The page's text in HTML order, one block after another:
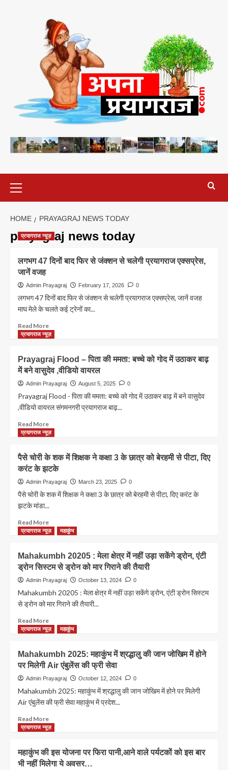
Menu
HOME PRAYAGRAJ NEWS TODAY
prayagraj news today
प्रयागराज न्यूज़
लगभग 47 दिनों बाद फिर से जंक्शन से चलेगी प्रयागराज एक्सप्रेस,
जानें वजह
Admin Prayagraj February 17, 2026 0
लगभग 47 दिनों बाद फिर से जंक्शन से चलेगी प्रयागराज एक्सप्रेस, जानें वजह
माघ मेले के चलते कई ट्रेनों का...
Read MoreRead
more
47
दिनों
बाद
जंक्शन
चलेगी
जानें
वजह
प्रयागराज न्यूज़
Prayagraj Flood – पिता की ममता: बच्चे को गोद में उठाकर बाढ़
में बने वासुदेव ,वीडियो वायरल
Admin Prayagraj August 5, 2025 0
Prayagraj Flood - पिता की ममता: बच्चे को गोद में उठाकर बाढ़ में बने वासुदेव
,वीडियो वायरल संगमनगरी प्रयागराज बाढ़...
Read MoreRead
more
Prayagraj
Flood
–
पिता
बच्चे
गोद
बाढ़
में
,वीडियो
वायरल
प्रयागराज न्यूज़
पैसे चोरी के शक में शिक्षक ने कक्षा 3 के छात्र को बेरहमी से पीटा, दिए
करंट के झटके
Admin Prayagraj March 23, 2025 0
पैसे चोरी के शक में शिक्षक ने कक्षा 3 के छात्र को बेरहमी से पीटा, दिए करंट के
झटके मांडा...
Read MoreRead
more
चोरी
के
शक
ने
3
को
बेरहमी
दिए
करंट
झटके
प्रयागराज न्यूज़ महाकुंभ
Mahakumbh 20205 : मेला क्षेत्र में नहीं उड़ा सकेंगे ड्रोन, एंटी
ड्रोन सिस्टम से ड्रोन को मार गिराने की तैयारी
Admin Prayagraj October 13, 2024 0
Mahakumbh 20205 : मेला क्षेत्र में नहीं उड़ा सकेंगे ड्रोन, एंटी ड्रोन सिस्टम
से ड्रोन को मार गिराने की तैयारी...
Read MoreRead
more
20205
:
मेला
नहीं
सकेंगे
ड्रोन
सिस्टम
प्रयागराज न्यूज़ महाकुंभ
Mahakumbh 2025: महाकुंभ में श्रद्धालु की जान जोखिम में होने
पर मिलेगी Air एंबुलेंस की फ्री सेवा
Admin Prayagraj October 12, 2024 0
Mahakumbh 2025: महाकुंभ में श्रद्धालु की जान जोखिम में होने पर मिलेगी
Air एंबुलेंस की फ्री सेवा महाकुंभ में प्रदेश...
Read MoreRead
more
Mahakumbh
2025:
महाकुंभ
प्रयागराज न्यूज़
महाकुंभ की इस योजना पर फिरा पानी,आने वाले पर्यटकों को इस बार
भी नहीं मिलेगा ये अवसर…